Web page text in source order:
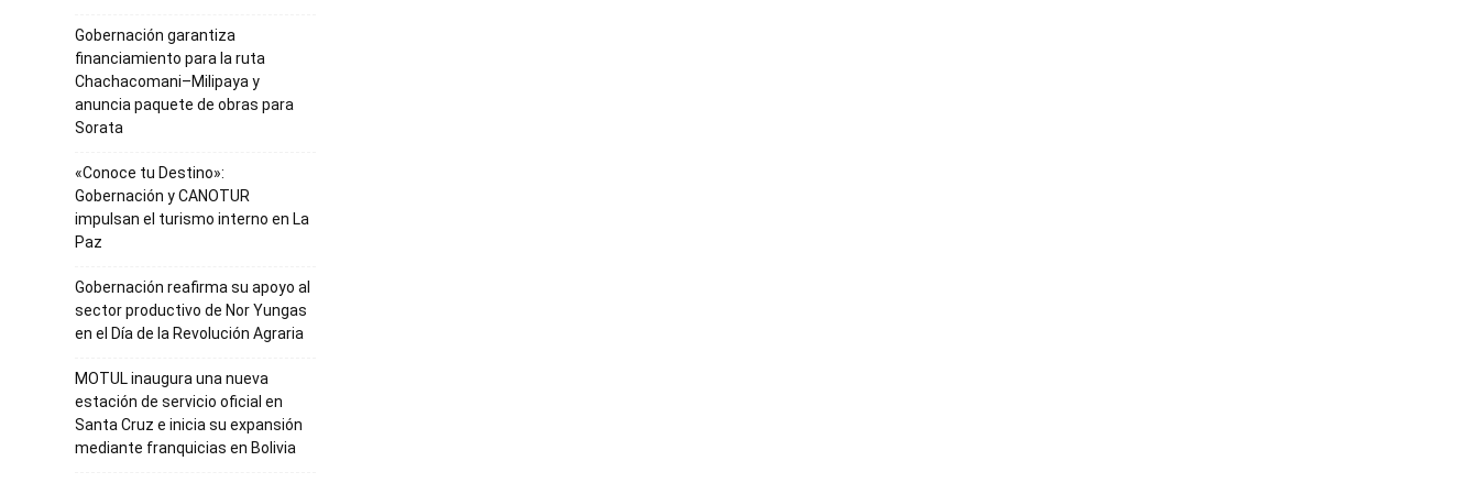
Gobernación garantiza
financiamiento para la ruta
Chachacomani–Milipaya y
anuncia paquete de obras para
Sorata
«Conoce tu Destino»:
Gobernación y CANOTUR
impulsan el turismo interno en La
Paz
Gobernación reafirma su apoyo al
sector productivo de Nor Yungas
en el Día de la Revolución Agraria
MOTUL inaugura una nueva
estación de servicio oficial en
Santa Cruz e inicia su expansión
mediante franquicias en Bolivia